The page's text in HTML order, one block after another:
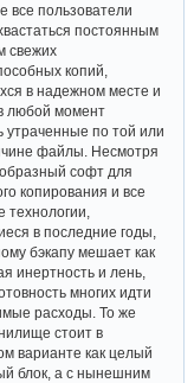
все пользователи
постоянным
свежих
копий,
в надежном месте и
любой момент
утраченные по той или
файлы. Несмотря
софт для
копирования и все
технологии,
в последние годы,
бэкапу мешает как
инертность и лень,
многих идти
расходы. То же
стоит в
варианте как целый
блок, а с нынешним